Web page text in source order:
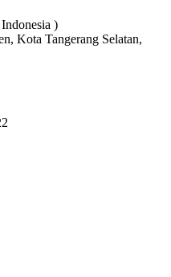
)
Kota Tangerang Selatan,